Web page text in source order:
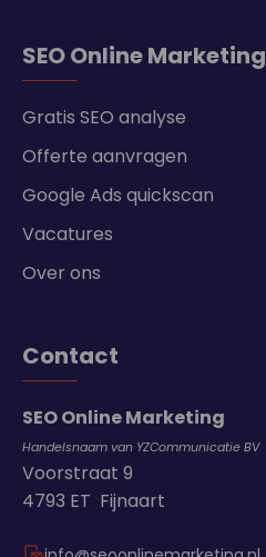
SEO Online Marketing
Gratis SEO analyse
Offerte aanvragen
Google Ads quickscan
Vacatures
Over ons
Contact
SEO Online Marketing
Handelsnaam van YZCommunicatie BV
Voorstraat 9
4793 ET Fijnaart